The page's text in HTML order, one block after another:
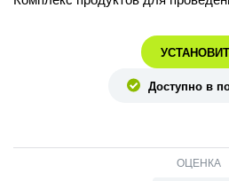
Доступно в
ОЦЕНКА